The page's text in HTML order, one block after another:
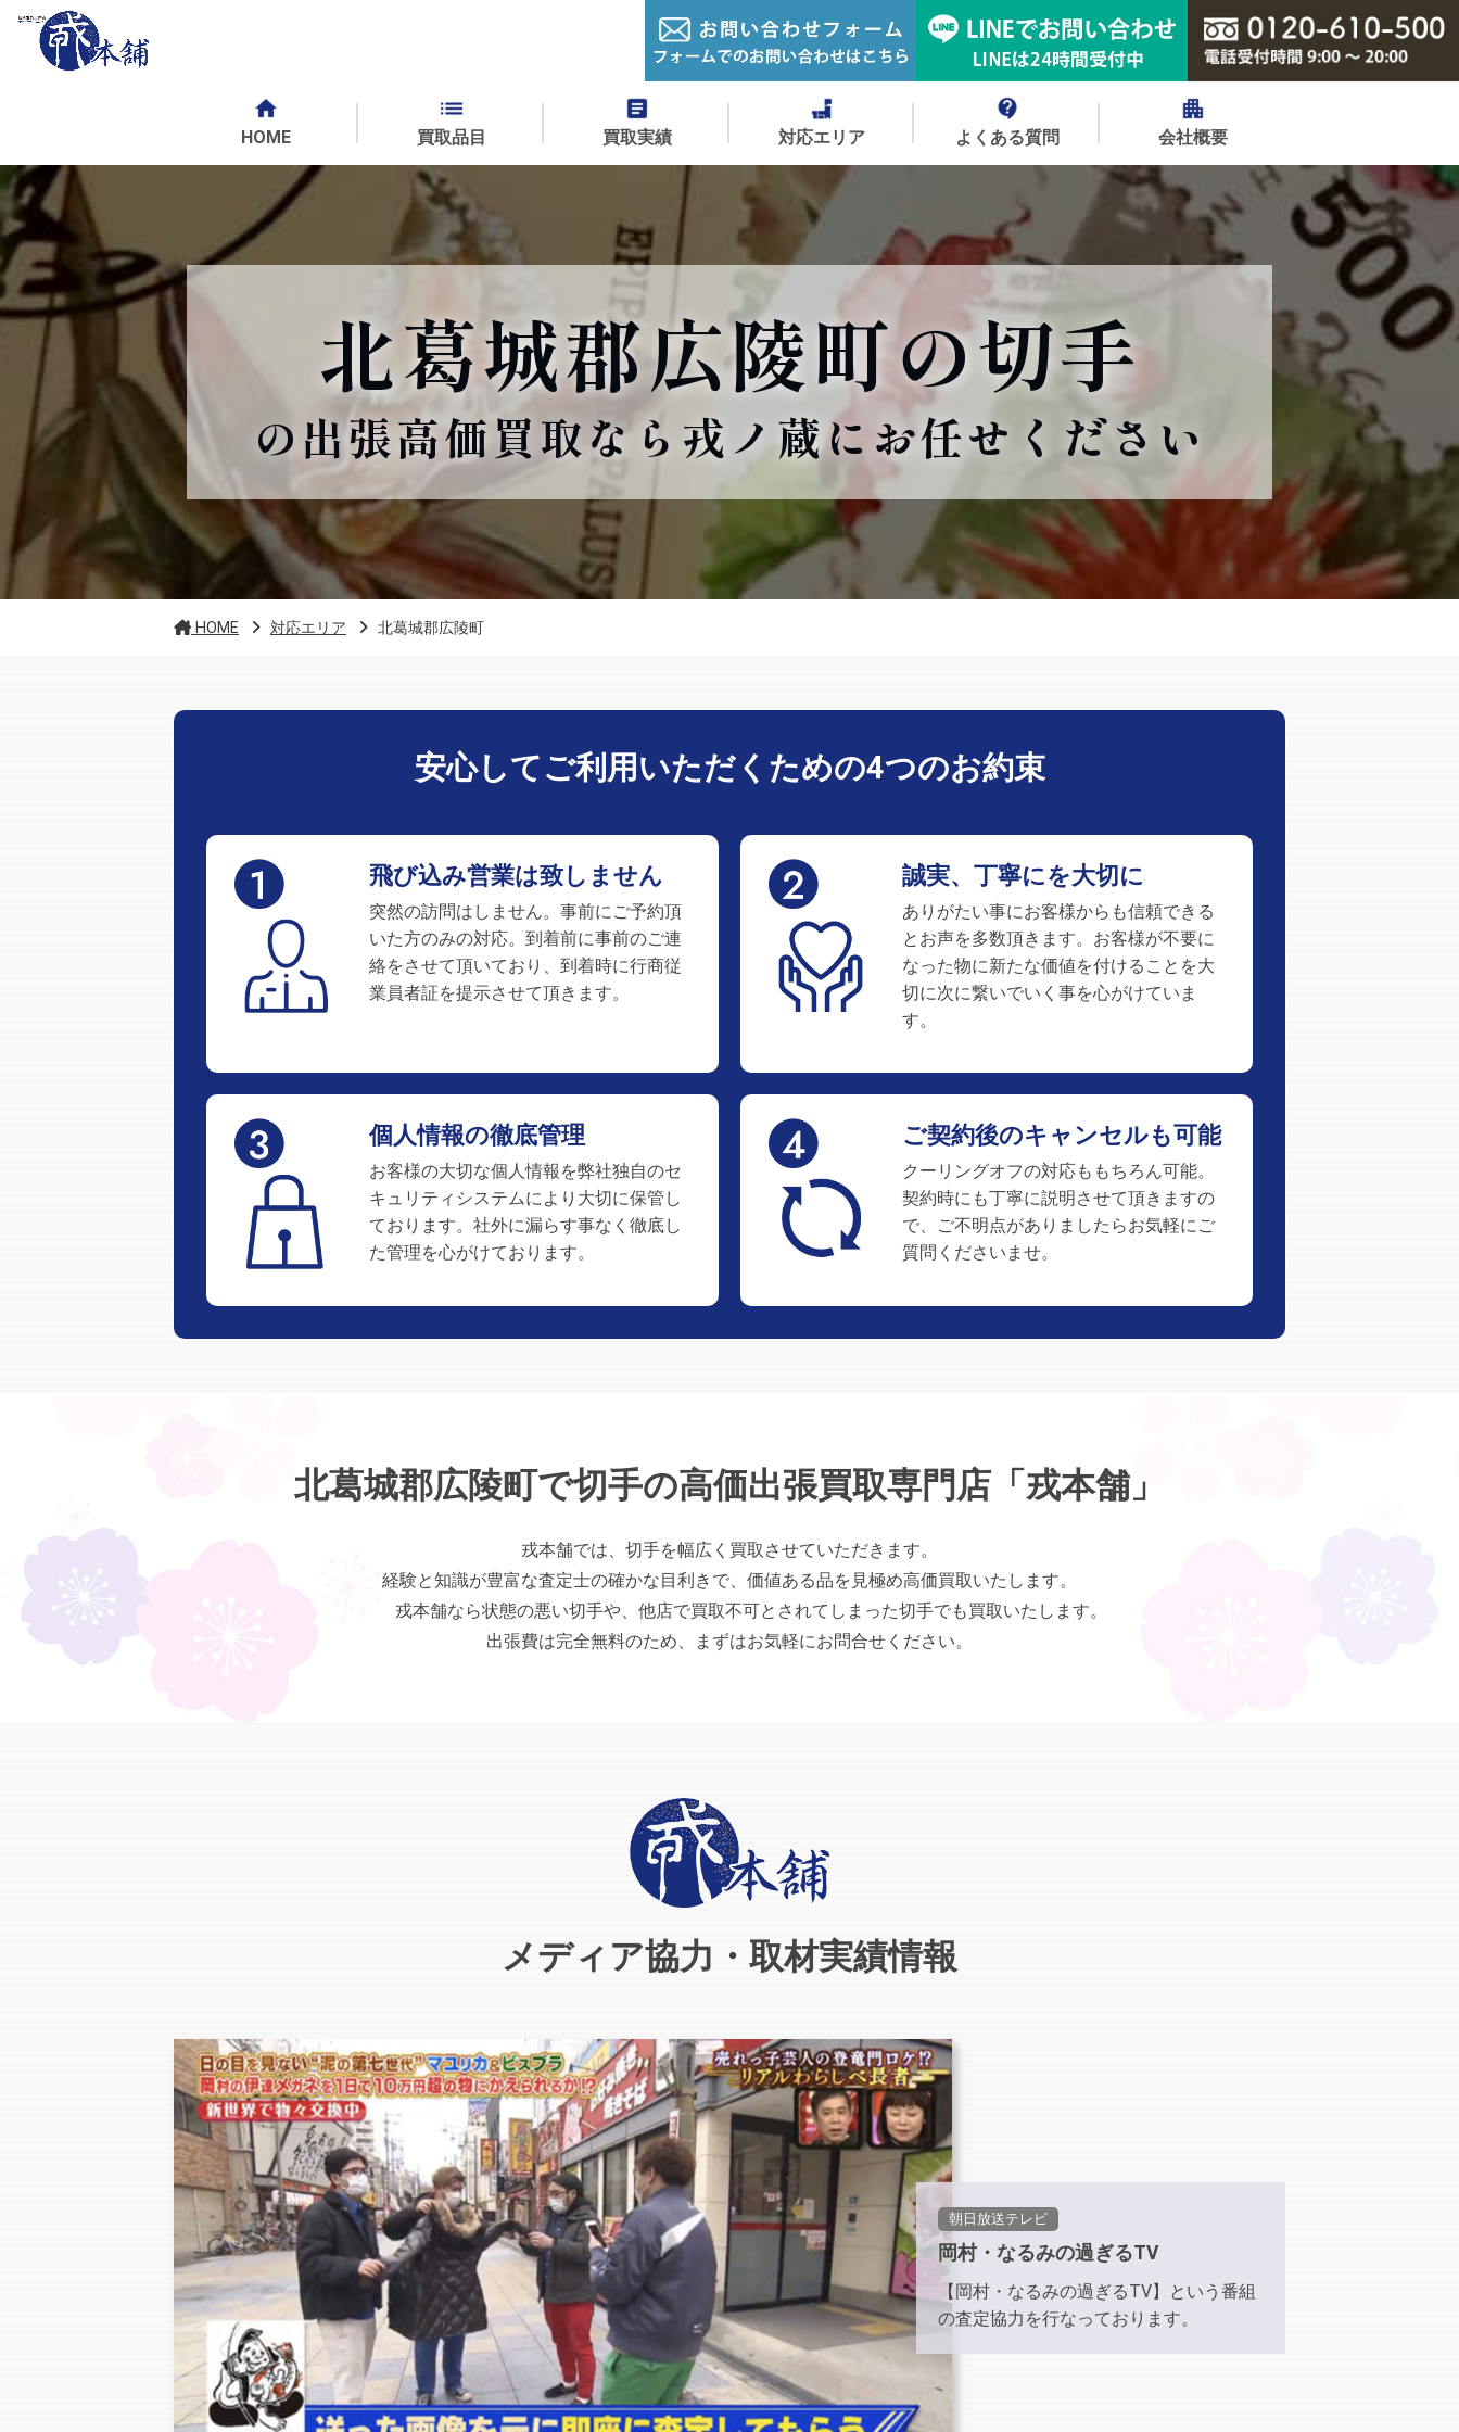
HOME 買取品目 買取実績 対応エリア よくある質問 会社概要
北葛城郡広陵町の切手
の出張高価買取なら戎ノ蔵にお任せください
HOME 対応エリア 北葛城郡広陵町
安心してご利用いただくための4つのお約束
飛び込み営業は致しません
突然の訪問はしません。事前にご予約頂
いた方のみの対応。到着前に事前のご連
絡をさせて頂いており、到着時に行商従
業員者証を提示させて頂きます。
誠実、丁寧にを大切に
ありがたい事にお客様からも信頼できる
とお声を多数頂きます。お客様が不要に
なった物に新たな価値を付けることを大
切に次に繋いでいく事を心がけていま
す。
個人情報の徹底管理
お客様の大切な個人情報を弊社独自のセ
キュリティシステムにより大切に保管し
ております。社外に漏らす事なく徹底し
た管理を心がけております。
ご契約後のキャンセルも可能
クーリングオフの対応ももちろん可能。
契約時にも丁寧に説明させて頂きますの
で、ご不明点がありましたらお気軽にご
質問くださいませ。
北葛城郡広陵町で切手の高価出張買取専門店「戎本舗」
戎本舗では、切手を幅広く買取させていただきます。
経験と知識が豊富な査定士の確かな目利きで、価値ある品を見極め高価買取いたします。
戎本舗なら状態の悪い切手や、他店で買取不可とされてしまった切手でも買取いたします。
出張費は完全無料のため、まずはお気軽にお問合せください。
メディア協力・取材実績情報
朝日放送テレビ
岡村・なるみの過ぎるTV
【岡村・なるみの過ぎるTV】という番組
の査定協力を行なっております。